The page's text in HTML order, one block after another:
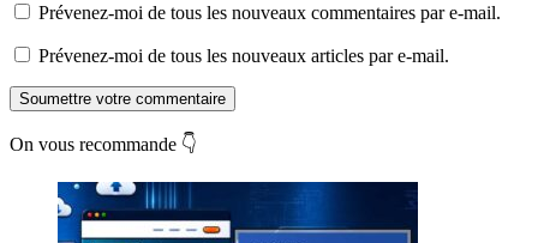
Prévenez-moi de tous les nouveaux commentaires par e-mail.
Prévenez-moi de tous les nouveaux articles par e-mail.
Soumettre votre commentaire
On vous recommande 👇